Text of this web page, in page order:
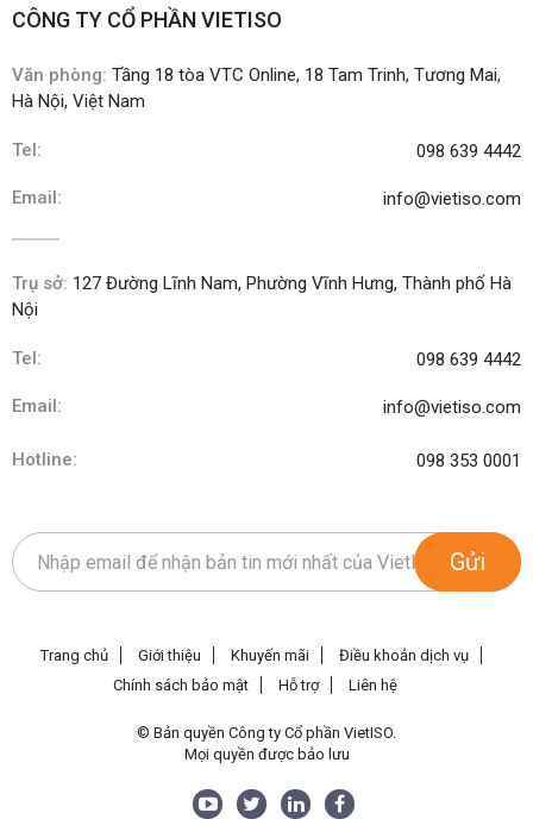
CÔNG TY CỔ PHẦN VIETISO
Văn phòng: Tầng 18 tòa VTC Online, 18 Tam Trinh, Tương Mai,
Hà Nội, Việt Nam
Tel: 098 639 4442
Email: info@vietiso.com
Trụ sở: 127 Đường Lĩnh Nam, Phường Vĩnh Hưng, Thành phố Hà
Nội
Tel: 098 639 4442
Email: info@vietiso.com
Hotline: 098 353 0001
Gửi
Trang chủ Giới thiệu Khuyến mãi
Điều khoản dịch vụ
Chính sách bảo mật
Hỗ trợ Liên hệ
© Bản quyền Công ty Cổ phần VietISO.
Mọi quyền được bảo lưu